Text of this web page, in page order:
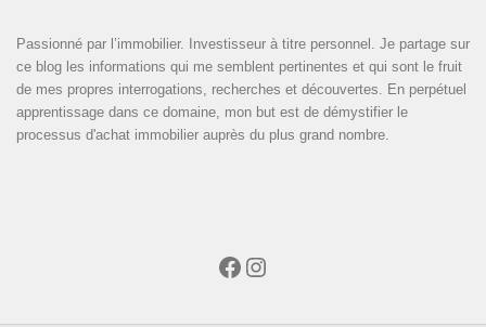
Passionné par l’immobilier. Investisseur à titre personnel. Je partage sur
ce blog les informations qui me semblent pertinentes et qui sont le fruit
de mes propres interrogations, recherches et découvertes. En perpétuel
apprentissage dans ce domaine, mon but est de démystifier le
processus d'achat immobilier auprès du plus grand nombre.
Facebook
Instagram